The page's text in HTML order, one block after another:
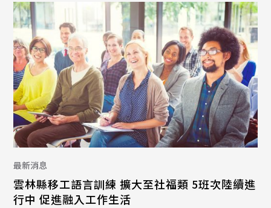
最新消息
雲林縣移工語言訓練 擴大至社福類 5班次陸續進
行中 促進融入工作生活